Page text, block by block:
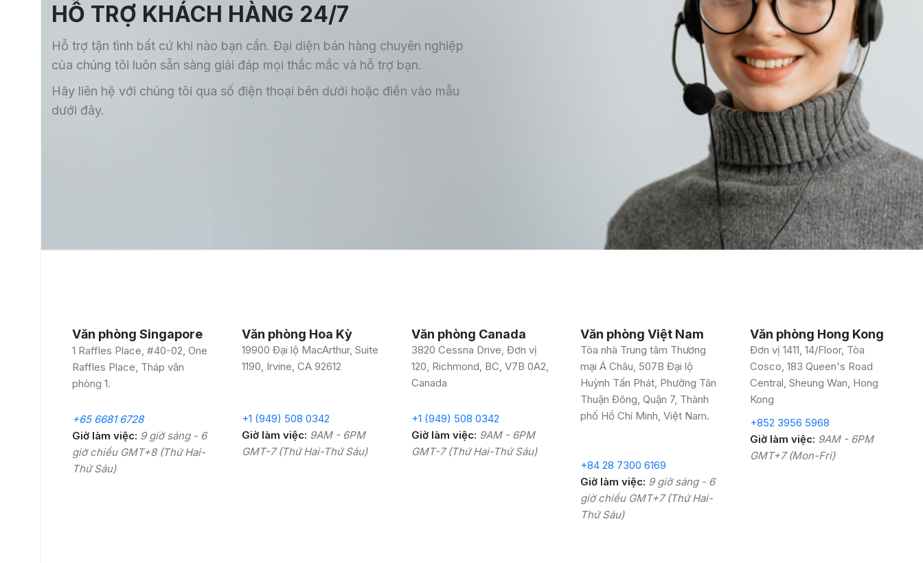
HỖ TRỢ KHÁCH HÀNG 24/7
Hỗ trợ tận tình bất cứ khi nào bạn cần. Đại diện bán hàng chuyên nghiệp
của chúng tôi luôn sẵn sàng giải đáp mọi thắc mắc và hỗ trợ bạn.
Hãy liên hệ với chúng tôi qua số điện thoại bên dưới hoặc điền vào mẫu
dưới đây.
Văn phòng Singapore
1 Raffles Place, #40-02, One
Raffles Place, Tháp văn
phòng 1.
+65 6681 6728
Giờ làm việc: 9 giờ sáng - 6
giờ chiều GMT+8 (Thứ Hai-
Thứ Sáu)
Văn phòng Hoa Kỳ
19900 Đại lộ MacArthur, Suite
1190, Irvine, CA 92612
+1 (949) 508 0342
Giờ làm việc: 9AM - 6PM
GMT-7 (Thứ Hai-Thứ Sáu)
Văn phòng Canada
3820 Cessna Drive, Đơn vị
120, Richmond, BC, V7B 0A2,
Canada
+1 (949) 508 0342
Giờ làm việc: 9AM - 6PM
GMT-7 (Thứ Hai-Thứ Sáu)
Văn phòng Việt Nam
Tòa nhà Trung tâm Thương
mại Á Châu, 507B Đại lộ
Huỳnh Tấn Phát, Phường Tân
Thuận Đông, Quận 7, Thành
phố Hồ Chí Minh, Việt Nam.
+84 28 7300 6169
Giờ làm việc: 9 giờ sáng - 6
giờ chiều GMT+7 (Thứ Hai-
Thứ Sáu)
Văn phòng Hong Kong
Đơn vị 1411, 14/Floor, Tòa
Cosco,183 Queen's Road
Central, Sheung Wan, Hong
Kong
+852 3956 5968
Giờ làm việc: 9AM - 6PM
GMT+7 (Mon-Fri)